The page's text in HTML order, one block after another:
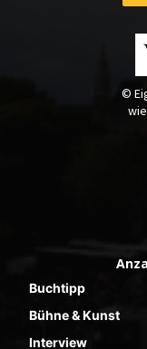
©
Buchtipp
Bühne & Kunst
Interview